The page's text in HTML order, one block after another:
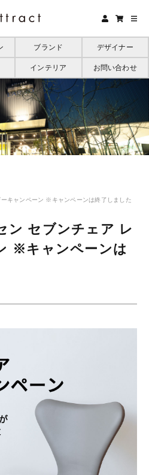
ブランド デザイナー
インテリア お問い合わせ
キャンペーン ※キャンペーンは終了しました
ン セブンチェア レ
※キャンペーンは